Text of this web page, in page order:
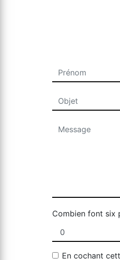
Combien font six
En cochant